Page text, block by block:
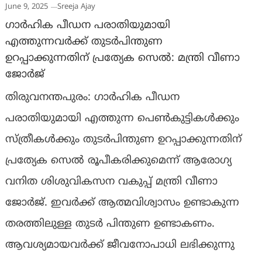
June 9, 2025 Sreeja Ajay
ഗാര്‍ഹിക പീഡന പരാതിയുമായി
എത്തുന്നവര്‍ക്ക് തുടര്‍പിന്തുണ
ഉറപ്പാക്കുന്നതിന് പ്രത്യേക സെല്‍: മന്ത്രി വീണാ
ജോര്‍ജ്
തിരുവനന്തപുരം: ഗാര്‍ഹിക പീഡന
പരാതിയുമായി എത്തുന്ന പെണ്‍കുട്ടികൾക്കും
സ്ത്രീകൾക്കും തുടര്‍പിന്തുണ ഉറപ്പാക്കുന്നതിന്
പ്രത്യേക സെല്‍ രൂപീകരിക്കുമെന്ന് ആരോഗ്യ
വനിത ശിശുവികസന വകുപ്പ് മന്ത്രി വീണാ
ജോര്‍ജ്. ഇവര്‍ക്ക് ആത്മവിശ്വാസം ഉണ്ടാകുന്ന
തരത്തിലുള്ള തുടര്‍ പിന്തുണ ഉണ്ടാകണം.
ആവശ്യമായവര്‍ക്ക് ജീവനോപാധി ലഭിക്കുന്നു